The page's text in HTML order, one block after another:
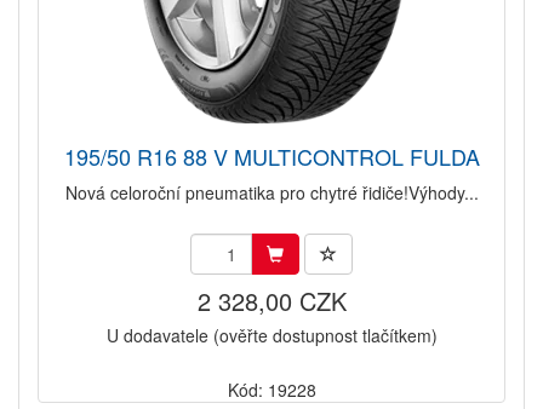
195/50 R16 88 V MULTICONTROL FULDA
Nová celoroční pneumatika pro chytré řidiče!Výhody...
2 328,00 CZK
U dodavatele (ověřte dostupnost tlačítkem)
Kód: 19228